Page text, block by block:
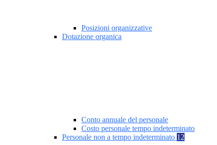
Posizioni organizzative
Dotazione organica
Conto annuale del personale
Costo personale tempo indeterminato
Personale non a tempo indeterminato 12